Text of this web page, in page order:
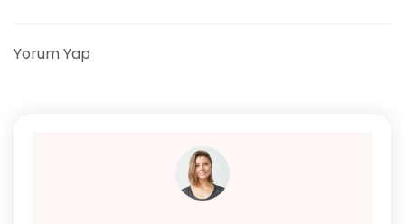
Yorum Yap